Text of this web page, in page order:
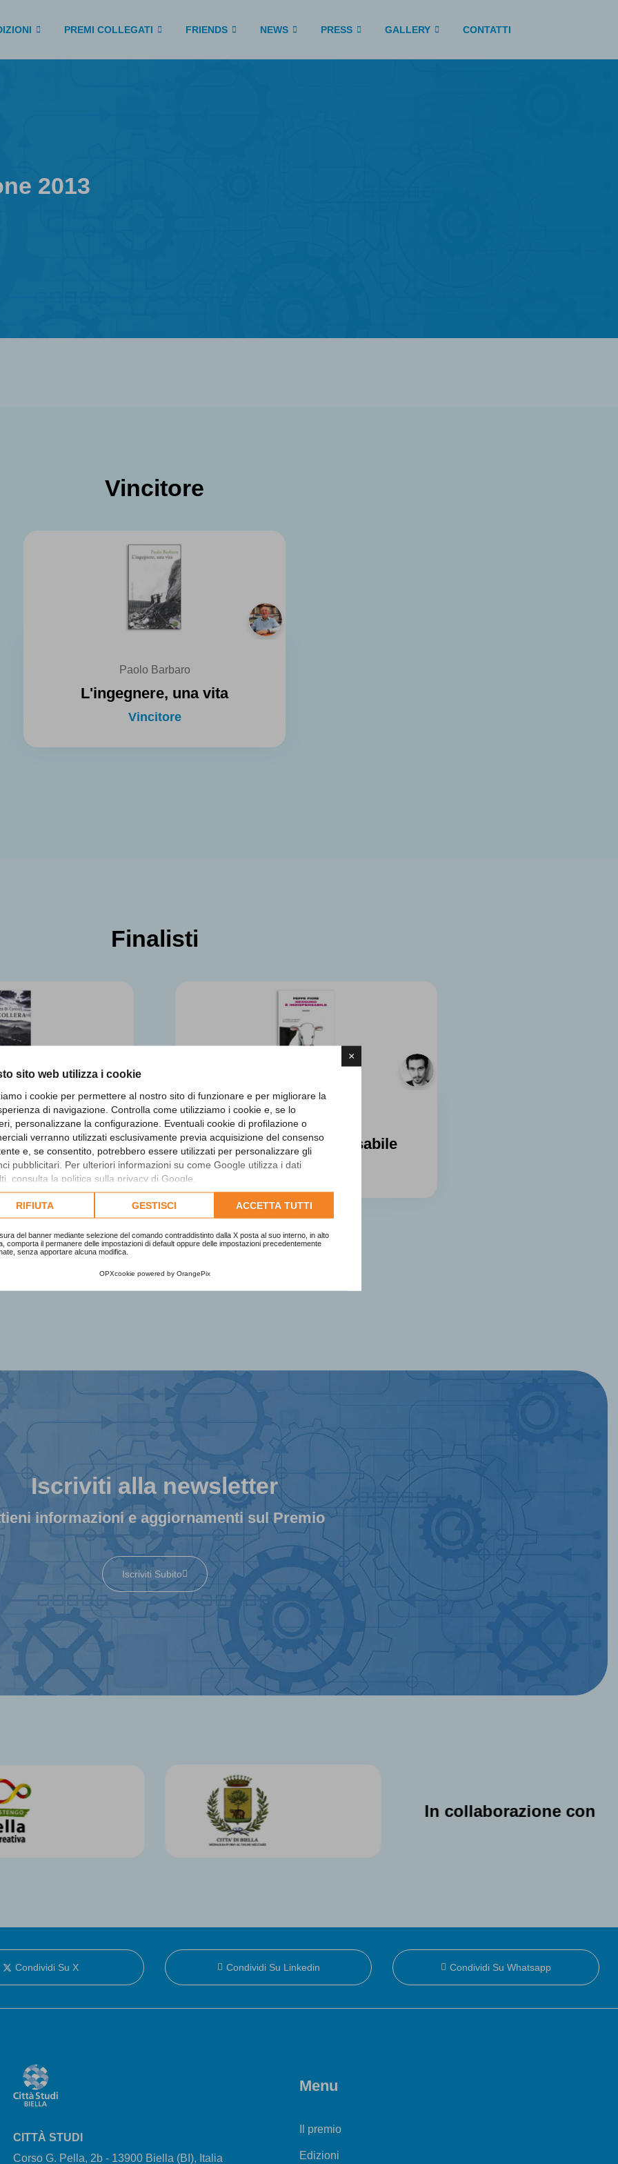
×
sito web utilizza i cookie
i cookie per permettere al nostro sito di funzionare e per migliorare la
di navigazione. Controlla come utilizziamo i cookie e, se lo
personalizzane la configurazione. Eventuali cookie di profilazione o
verranno utilizzati esclusivamente previa acquisizione del consenso
e, se consentito, potrebbero essere utilizzati per personalizzare gli
pubblicitari. Per ulteriori informazioni su come Google utilizza i dati
consulta la politica sulla privacy di Google
l'informativa cookie completa.
RIFIUTA GESTISCI ACCETTA TUTTI
del banner mediante selezione del comando contraddistinto dalla X posta al suo interno, in alto
comporta il permanere delle impostazioni di default oppure delle impostazioni precedentemente
senza apportare alcuna modifica.
OPXcookie powered by OrangePix
PREMI COLLEGATI FRIENDS NEWS PRESS GALLERY CONTATTI
2013
Vincitore
Paolo Barbaro
L'ingegnere, una vita
Vincitore
Finalisti
Consoli Peppe Fiore
Nessuno è indispensabile
Finalista
Iscriviti alla newsletter
informazioni e aggiornamenti sul Premio
Iscriviti Subito
In collaborazione con
Condividi Su X Condividi Su Linkedin Condividi Su Whatsapp
CITTÀ STUDI
Corso G. Pella, 2b - 13900 Biella (BI), Italia
Menu
Il premio
Edizioni